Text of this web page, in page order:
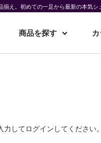
え。初めての一足から最新の本気シ
商品を探す
してログインしてください。